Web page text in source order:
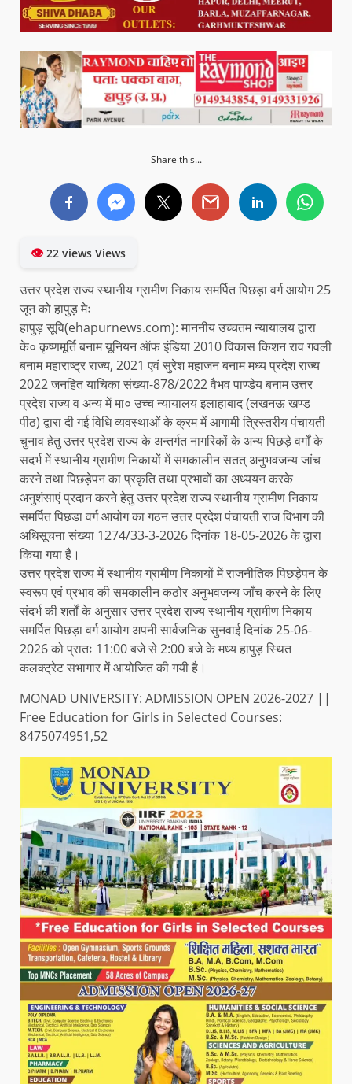
Share this...
👁22 views Views
उत्तर प्रदेश राज्य स्थानीय ग्रामीण निकाय समर्पित पिछड़ा वर्ग आयोग 25
जून को हापुड़ मेः
हापुड़ सूवि(ehapurnews.com): माननीय उच्चतम न्यायालय द्वारा
के० कृष्णमूर्ति बनाम यूनियन ऑफ इंडिया 2010 विकास किशन राव गवली
बनाम महाराष्ट्र राज्य, 2021 एवं सुरेश महाजन बनाम मध्य प्रदेश राज्य
2022 जनहित याचिका संख्या-878/2022 वैभव पाण्डेय बनाम उत्तर
प्रदेश राज्य व अन्य में मा० उच्च न्यायालय इलाहाबाद (लखनऊ खण्ड
पीठ) द्वारा दी गई विधि व्यवस्थाओं के क्रम में आगामी त्रिस्तरीय पंचायती
चुनाव हेतु उत्तर प्रदेश राज्य के अन्तर्गत नागरिकों के अन्य पिछड़े वर्गों के
सदर्भ में स्थानीय ग्रामीण निकायों में समकालीन सतत् अनुभवजन्य जांच
करने तथा पिछड़ेपन का प्रकृति तथा प्रभावों का अध्ययन करके
अनुशंसाएं प्रदान करने हेतु उत्तर प्रदेश राज्य स्थानीय ग्रामीण निकाय
समर्पित पिछडा वर्ग आयोग का गठन उत्तर प्रदेश पंचायती राज विभाग की
अधिसूचना संख्या 1274/33-3-2026 दिनांक 18-05-2026 के द्वारा
किया गया है।
उत्तर प्रदेश राज्य में स्थानीय ग्रामीण निकायों में राजनीतिक पिछड़ेपन के
स्वरूप एवं प्रभाव की समकालीन कठोर अनुभवजन्य जाँच करने के लिए
संदर्भ की शर्तों के अनुसार उत्तर प्रदेश राज्य स्थानीय ग्रामीण निकाय
समर्पित पिछड़ा वर्ग आयोग अपनी सार्वजनिक सुनवाई दिनांक 25-06-
2026 को प्रातः 11:00 बजे से 2:00 बजे के मध्य हापुड़ स्थित
कलक्ट्रेट सभागार में आयोजित की गयी है।
MONAD UNIVERSITY: ADMISSION OPEN 2026-2027 ||
Free Education for Girls in Selected Courses:
8475074951,52